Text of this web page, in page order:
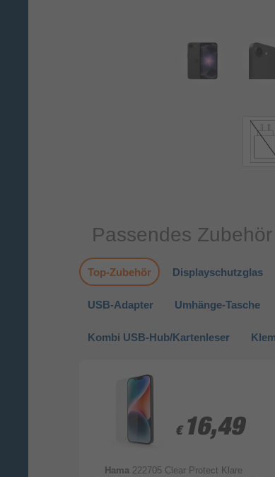
Passendes Zubehör
Top-Zubehör Displayschutzglas
USB-Adapter Umhänge-Tasche
Kombi USB-Hub/Kartenleser
€ 16,49
€ 16,49
Hama 222705 Clear Protect Klare